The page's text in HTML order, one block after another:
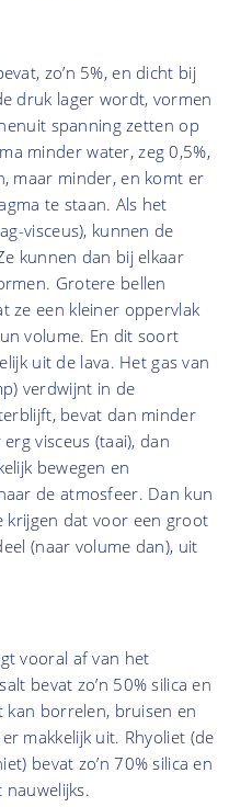
zo’n 5%, en dicht bij
druk lager wordt, vormen
spanning zetten op
minder water, zeg 0,5%,
maar minder, en komt er
te staan. Als het
visceus), kunnen de
kunnen dan bij elkaar
Grotere bellen
ze een kleiner oppervlak
volume. En dit soort
uit de lava. Het gas van
verdwijnt in de
bevat dan minder
visceus (taai), dan
bewegen en
de atmosfeer. Dan kun
krijgen dat voor een groot
(naar volume dan), uit
vooral af van het
bevat zo’n 50% silica en
kan borrelen, bruisen en
makkelijk uit. Rhyoliet (de
bevat zo’n 70% silica en